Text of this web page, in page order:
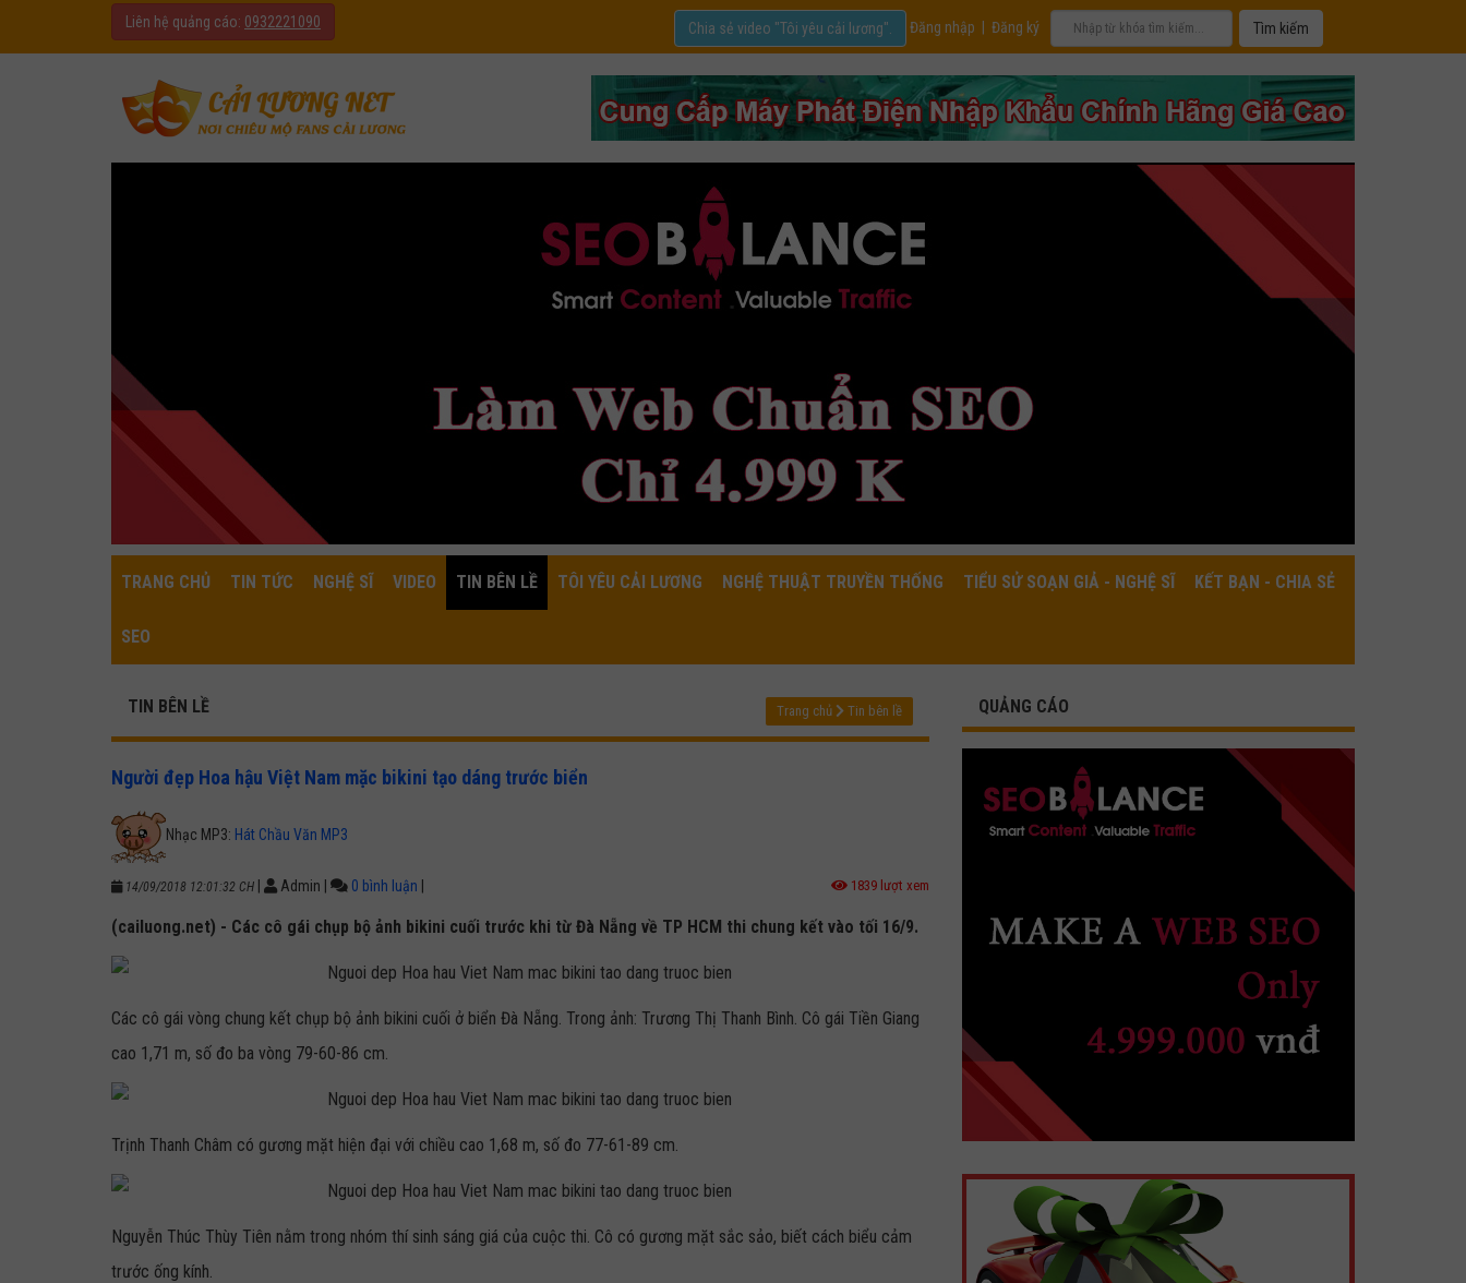
Liên hệ quảng cáo: 0932221090 Đăng nhập Đăng ký
Chia sẻ video "Tôi yêu cải lương".
TRANG CHỦ TIN TỨC NGHỆ SĨ VIDEO TIN BÊN LỀ TÔI YÊU CẢI LƯƠNG NGHỆ THUẬT TRUYỀN THỐNG TIỂU SỬ SOẠN GIẢ - NGHỆ SĨ KẾT BẠN - CHIA SẺ
SEO
TIN BÊN LỀ Trang chủ Tin bên lề
Người đẹp Hoa hậu Việt Nam mặc bikini tạo dáng trước biển
Nhạc MP3: Hát Chầu Văn MP3
14/09/2018 12:01:32 CH Admin 0 bình luận 1839 lượt xem
(cailuong.net) - Các cô gái chụp bộ ảnh bikini cuối trước khi từ Đà Nẵng về TP HCM thi chung kết vào tối 16/9.
Các cô gái vòng chung kết chụp bộ ảnh bikini cuối ở biển Đà Nẵng. Trong ảnh: Trương Thị Thanh Bình. Cô gái Tiền Giang
cao 1,71 m, số đo ba vòng 79-60-86 cm.
Trịnh Thanh Châm có gương mặt hiện đại với chiều cao 1,68 m, số đo 77-61-89 cm.
Nguyễn Thúc Thùy Tiên nằm trong nhóm thí sinh sáng giá của cuộc thi. Cô có gương mặt sắc sảo, biết cách biểu cảm
trước ống kính.
QUẢNG CÁO